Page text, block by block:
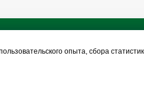
Беларусбанкаопыта, сбора